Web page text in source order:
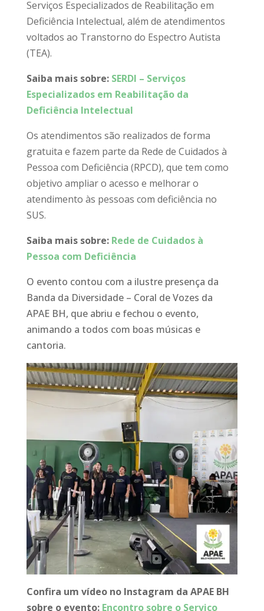
Serviços Especializados de Reabilitação em
Deficiência Intelectual, além de atendimentos
voltados ao Transtorno do Espectro Autista
(TEA).
Saiba mais sobre: SERDI – Serviços
Especializados em Reabilitação da
Deficiência Intelectual
Os atendimentos são realizados de forma
gratuita e fazem parte da Rede de Cuidados à
Pessoa com Deficiência (RPCD), que tem como
objetivo ampliar o acesso e melhorar o
atendimento às pessoas com deficiência no
SUS.
Saiba mais sobre: Rede de Cuidados à
Pessoa com Deficiência
O evento contou com a ilustre presença da
Banda da Diversidade – Coral de Vozes da
APAE BH, que abriu e fechou o evento,
animando a todos com boas músicas e
cantoria.
Confira um vídeo no Instagram da APAE BH
sobre o evento: Encontro sobre o Serviço